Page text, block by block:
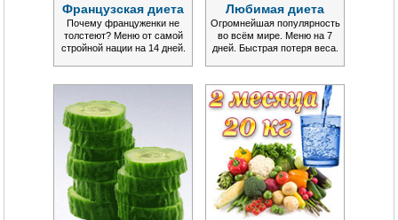
Французская диета
Почему француженки не
толстеют? Меню от самой
стройной нации на 14 дней.
Любимая диета
Огромнейшая популярность
во всём мире. Меню на 7
дней. Быстрая потеря веса.